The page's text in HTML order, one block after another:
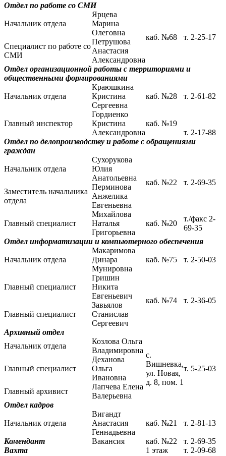
Отдел по работе со СМИ
Начальник отдела
Ярцева
Марина
Олеговна
каб. №68
т. 2-25-17
Специалист по работе со
СМИ
Петрушова
Анастасия
Александровна
Отдел организационной работы с территориями и
общественными формированиями
Начальник отдела
Краюшкина
Кристина
Сергеевна
каб. №28 т. 2-61-82
Главный инспектор
Гордиенко
Кристина
Александровна
каб. №19
т. 2-17-88
Отдел по делопроизводству и работе с обращениями
граждан
Начальник отдела
Сухорукова
Юлия
Анатольевна
каб. №22
т. 2-69-35
Заместитель начальника
отдела
Перминова
Анжелика
Евгеньевна
Главный специалист
Михайлова
Наталья
Григорьевна
каб. №20
т./факс 2-
69-35
Отдел информатизации и компьютерного обеспечения
Начальник отдела
Макаримова
Динара
Мунировна
каб. №75 т. 2-50-03
Главный специалист
Гришин
Никита
Евгеньевич
каб. №74
т. 2-36-05
Главный специалист
Завьялов
Станислав
Сергеевич
Архивный отдел
Начальник отдела
Козлова Ольга
Владимировна
с.
Вишневка,
ул. Новая,
д. 8, пом. 1
т. 5-25-03
Главный специалист
Деханова
Ольга
Ивановна
Главный архивист
Лапчева Елена
Валерьевна
Отдел кадров
Начальник отдела
Вигандт
Анастасия
Геннадьевна
каб. №21 т. 2-81-13
Комендант Вакансия каб. №22
т. 2-69-35
Вахта
1 этаж т. 2-09-68